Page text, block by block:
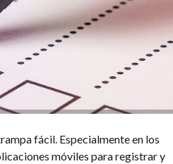
fácil. Especialmente en los
móviles para registrar y